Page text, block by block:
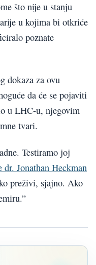
što nije u stanju
u kojima bi otkriće
poznate
dokaza za ovu
da će se pojaviti
u LHC-u, njegovim
tvari.
Testiramo joj
Jonathan Heckman
preživi, sjajno. Ako